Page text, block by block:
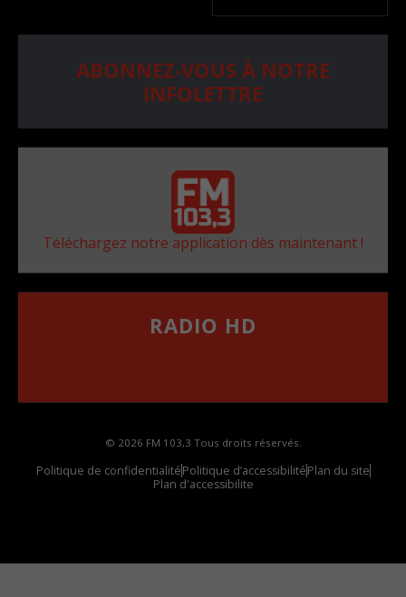
ABONNEZ-VOUS À NOTRE
INFOLETTRE
Téléchargez notre application dès maintenant !
RADIO HD
© 2026 FM 103,3 Tous droits réservés.
Politique de confidentialitéPolitique d’accessibilitéPlan du site
Plan d'accessibilite